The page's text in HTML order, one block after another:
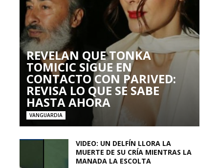
REVELAN QUE TONKA
TOMICIC SIGUE EN
CONTACTO CON PARIVED:
REVISA LO QUE SE SABE
HASTA AHORA
VANGUARDIA
VIDEO: UN DELFÍN LLORA LA
MUERTE DE SU CRÍA MIENTRAS LA
MANADA LA ESCOLTA